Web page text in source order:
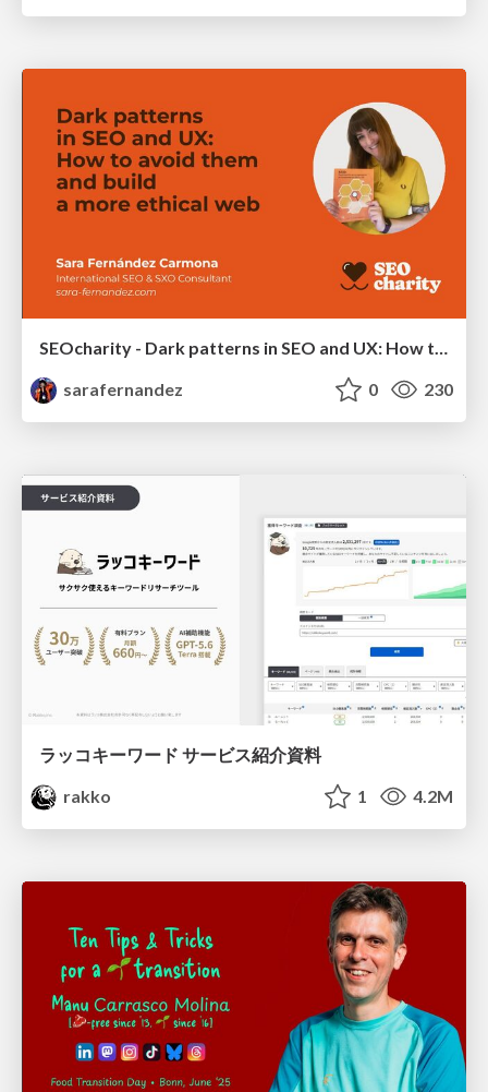
SEOcharity - Dark patterns in SEO and UX: How to avoid them and build a more ethical web
sarafernandez
0 230
ラッコキーワード サービス紹介資料
rakko
1 4.2M